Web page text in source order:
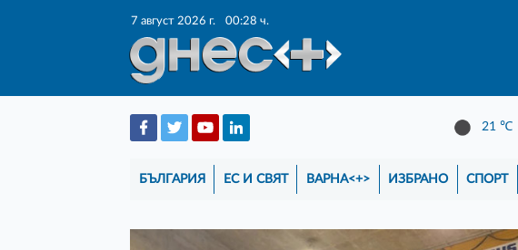
7 август 2026 г. 00:28 ч.
21 ℃
БЪЛГАРИЯ ЕС И СВЯТ ВАРНА<+> ИЗБРАНО СПОРТ